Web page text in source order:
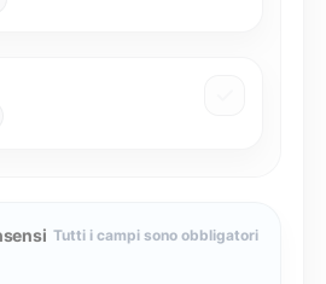
Tutti i campi sono obbligatori